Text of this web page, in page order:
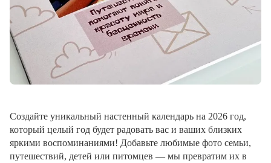
Создайте уникальный настенный календарь на 2026 год,
который целый год будет радовать вас и ваших близких
яркими воспоминаниями! Добавьте любимые фото семьи,
путешествий, детей или питомцев — мы превратим их в